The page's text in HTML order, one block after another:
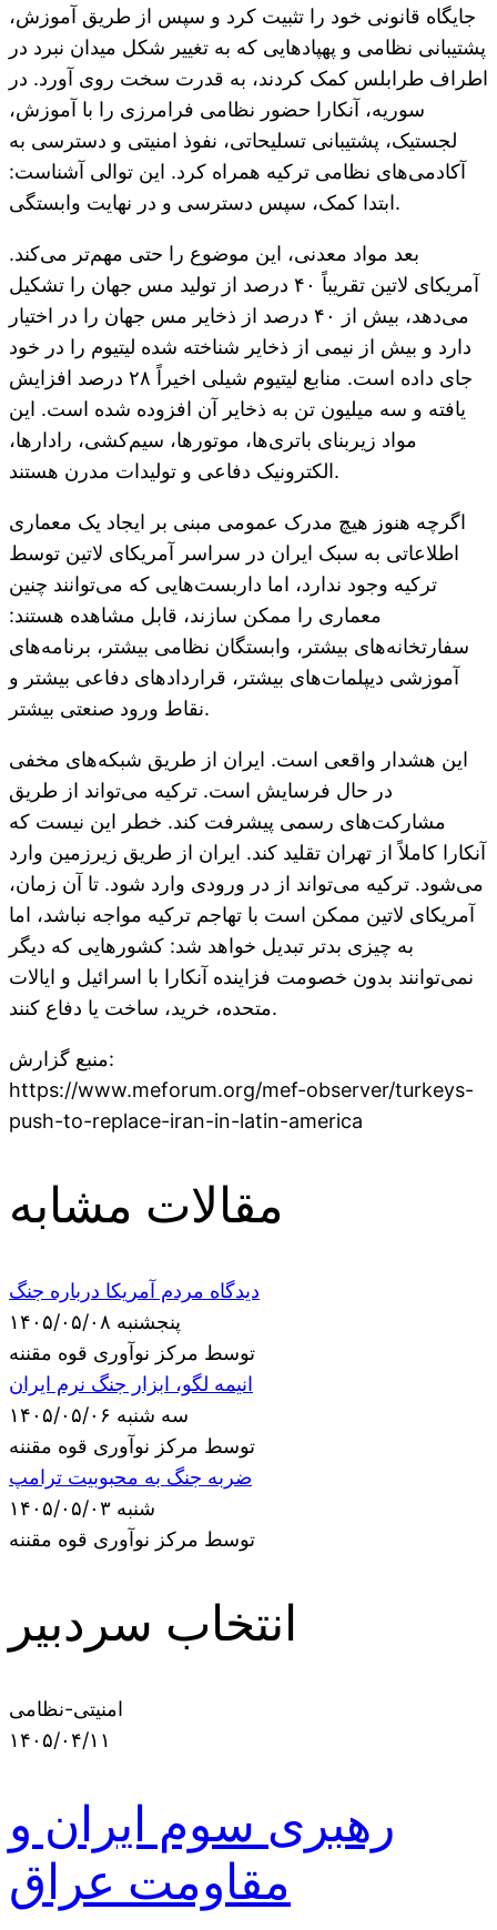
جایگاه قانونی خود را تثبیت کرد و سپس از طریق آموزش،
پشتیبانی نظامی و پهپادهایی که به تغییر شکل میدان نبرد در
اطراف طرابلس کمک کردند، به قدرت سخت روی آورد. در
سوریه، آنکارا حضور نظامی فرامرزی را با آموزش،
لجستیک، پشتیبانی تسلیحاتی، نفوذ امنیتی و دسترسی به
آکادمی‌های نظامی ترکیه همراه کرد. این توالی آشناست:
ابتدا کمک، سپس دسترسی و در نهایت وابستگی.
بعد مواد معدنی، این موضوع را حتی مهم‌تر می‌کند.
آمریکای لاتین تقریباً ۴۰ درصد از تولید مس جهان را تشکیل
می‌دهد، بیش از ۴۰ درصد از ذخایر مس جهان را در اختیار
دارد و بیش از نیمی از ذخایر شناخته شده لیتیوم را در خود
جای داده است. منابع لیتیوم شیلی اخیراً ۲۸ درصد افزایش
یافته و سه میلیون تن به ذخایر آن افزوده شده است. این
مواد زیربنای باتری‌ها، موتورها، سیم‌کشی، رادارها،
الکترونیک دفاعی و تولیدات مدرن هستند.
اگرچه هنوز هیچ مدرک عمومی مبنی بر ایجاد یک معماری
اطلاعاتی به سبک ایران در سراسر آمریکای لاتین توسط
ترکیه وجود ندارد، اما داربست‌هایی که می‌توانند چنین
معماری را ممکن سازند، قابل مشاهده هستند:
سفارتخانه‌های بیشتر، وابستگان نظامی بیشتر، برنامه‌های
آموزشی دیپلمات‌های بیشتر، قراردادهای دفاعی بیشتر و
نقاط ورود صنعتی بیشتر.
این هشدار واقعی است. ایران از طریق شبکه‌های مخفی
در حال فرسایش است. ترکیه می‌تواند از طریق
مشارکت‌های رسمی پیشرفت کند. خطر این نیست که
آنکارا کاملاً از تهران تقلید کند. ایران از طریق زیرزمین وارد
می‌شود. ترکیه می‌تواند از در ورودی وارد شود. تا آن زمان،
آمریکای لاتین ممکن است با تهاجم ترکیه مواجه نباشد، اما
به چیزی بدتر تبدیل خواهد شد: کشورهایی که دیگر
نمی‌توانند بدون خصومت فزاینده آنکارا با اسرائیل و ایالات
متحده، خرید، ساخت یا دفاع کنند.
منبع گزارش:
https://www.meforum.org/mef-observer/turkeys-
push-to-replace-iran-in-latin-america
مقالات مشابه
دیدگاه مردم آمریکا درباره جنگ
پنجشنبه ۱۴۰۵/۰۵/۰۸
توسط مرکز نوآوری قوه مقننه
انیمه لگو، ابزار جنگ نرم ایران
سه شنبه ۱۴۰۵/۰۵/۰۶
توسط مرکز نوآوری قوه مقننه
ضربه جنگ به محبوبیت ترامپ
شنبه ۱۴۰۵/۰۵/۰۳
توسط مرکز نوآوری قوه مقننه
انتخاب سردبیر
امنیتی-نظامی
۱۴۰۵/۰۴/۱۱
رهبری سوم ایران و
مقاومت عراق